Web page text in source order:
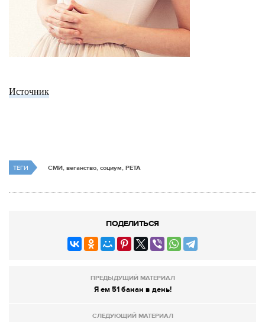
Источник
ТЕГИ СМИ, веганство, социум, PETA
ПОДЕЛИТЬСЯ
ПРЕДЫДУЩИЙ МАТЕРИАЛ
Я ем 51 банан в день!
СЛЕДУЮЩИЙ МАТЕРИАЛ